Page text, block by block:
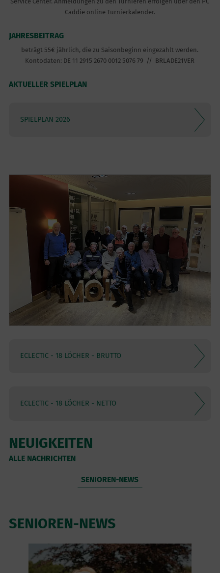
Caddie online Turnierkalender.
JAHRESBEITRAG
beträgt 55€ jährlich, die zu Saisonbeginn eingezahlt werden.
Kontodaten: DE 11 2915 2670 0012 5076 79 // BRLADE21VER
AKTUELLER SPIELPLAN
SPIELPLAN 2026
ECLECTIC - 18 LÖCHER - BRUTTO
ECLECTIC - 18 LÖCHER - NETTO
NEUIGKEITEN
ALLE NACHRICHTEN
SENIOREN-NEWS
SENIOREN-NEWS